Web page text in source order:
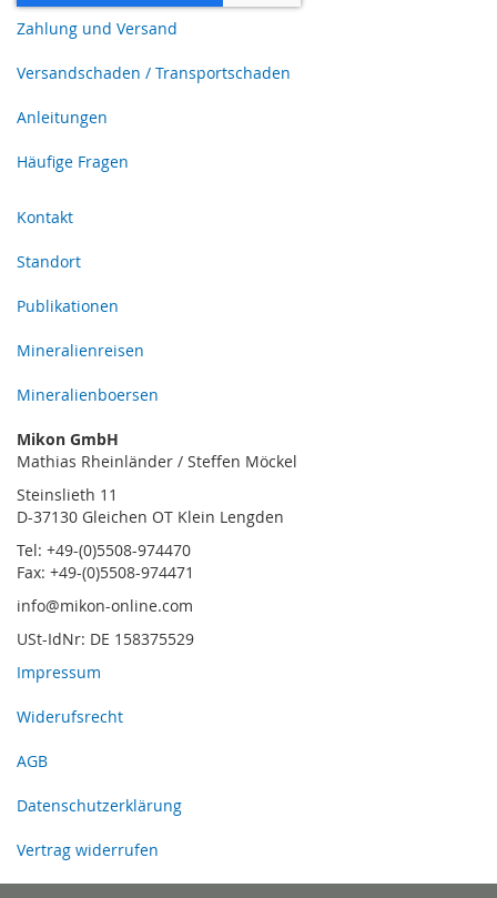
Zahlung und Versand
Versandschaden / Transportschaden
Anleitungen
Häufige Fragen
Kontakt
Standort
Publikationen
Mineralienreisen
Mineralienboersen
Mikon GmbH
Mathias Rheinländer / Steffen Möckel
Steinslieth 11
D-37130 Gleichen OT Klein Lengden
Tel: +49-(0)5508-974470
Fax: +49-(0)5508-974471
info@mikon-online.com
USt-IdNr: DE 158375529
Impressum
Widerufsrecht
AGB
Datenschutzerklärung
Vertrag widerrufen